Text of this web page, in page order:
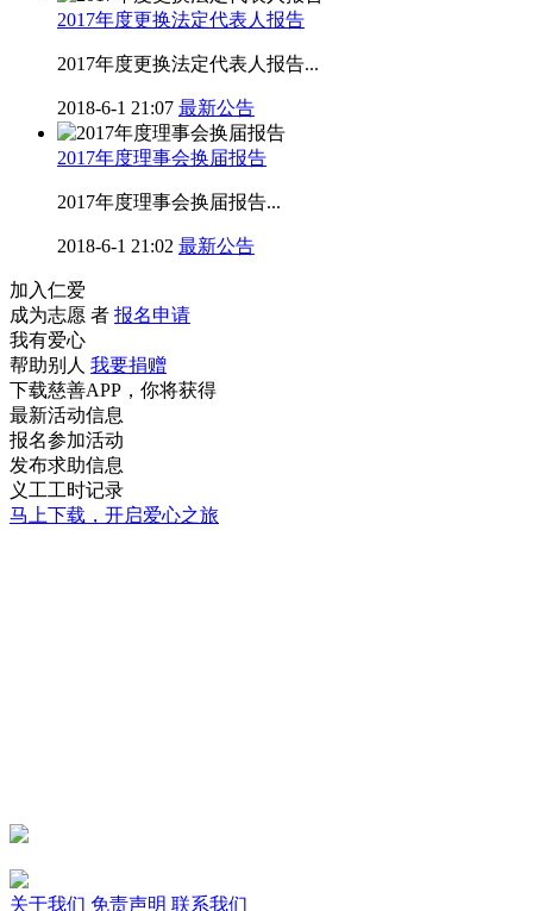
2017年度更换法定代表人报告
2017年度更换法定代表人报告...
2018-6-1 21:07 最新公告
2017年度理事会换届报告
2017年度理事会换届报告...
2018-6-1 21:02 最新公告
加入仁爱
成为志愿 者 报名申请
我有爱心
帮助别人 我要捐赠
下载慈善APP，你将获得
最新活动信息
报名参加活动
发布求助信息
义工工时记录
马上下载，开启爱心之旅
关于我们 免责声明 联系我们